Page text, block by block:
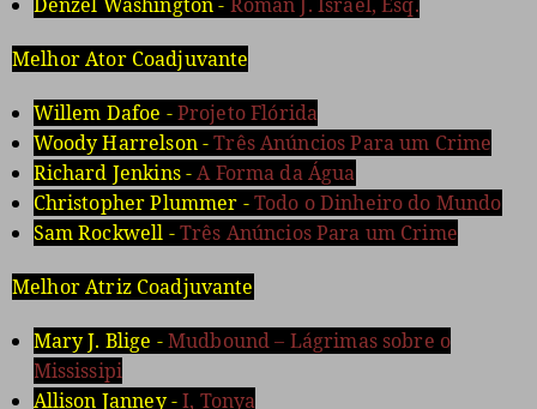
Melhor Ator Coadjuvante
Willem Dafoe -Projeto Flórida
Woody Harrelson -Três Anúncios Para um Crime
Richard Jenkins -A Forma da Água
Christopher Plummer -Todo o Dinheiro do Mundo
Sam Rockwell -Três Anúncios Para um Crime
Melhor Atriz Coadjuvante
Mary J. Blige -Mudbound – Lágrimas sobre o
Mississipi
Allison Janney -I, Tonya